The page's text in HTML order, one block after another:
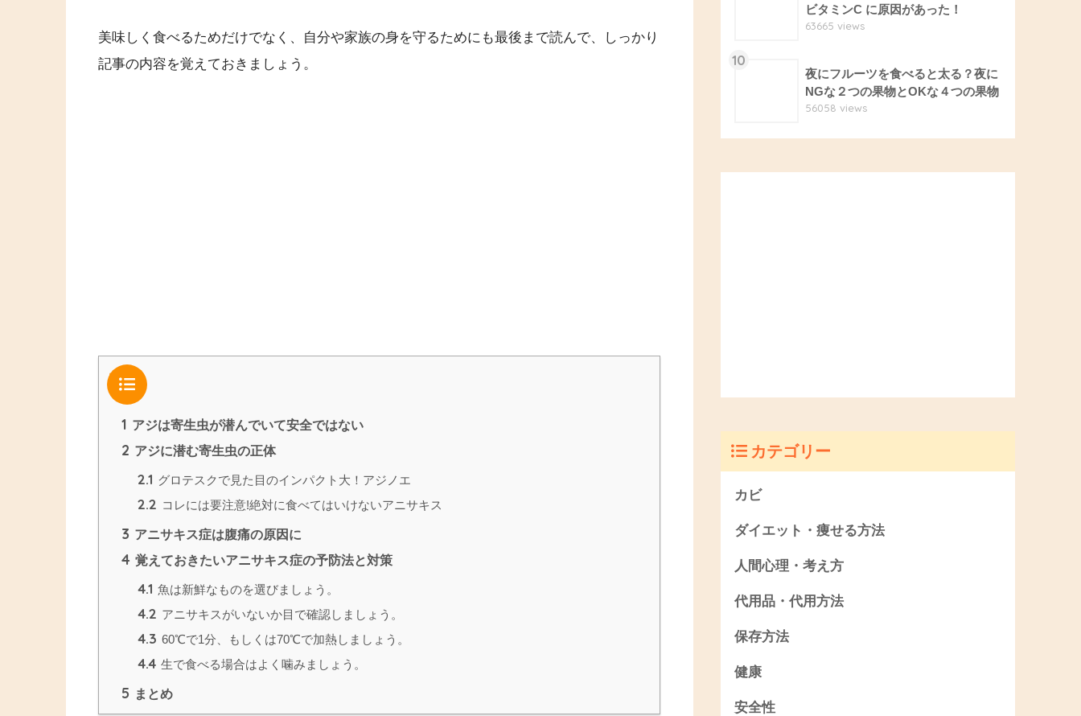
美味しく食べるためだけでなく、自分や家族の身を守るためにも最後まで読んで、しっかり
記事の内容を覚えておきましょう。
目次
1 アジは寄生虫が潜んでいて安全ではない
2 アジに潜む寄生虫の正体
2.1 グロテスクで見た目のインパクト大！アジノエ
2.2 コレには要注意!絶対に食べてはいけないアニサキス
3 アニサキス症は腹痛の原因に
4 覚えておきたいアニサキス症の予防法と対策
4.1 魚は新鮮なものを選びましょう。
4.2 アニサキスがいないか目で確認しましょう。
4.3 60℃で1分、もしくは70℃で加熱しましょう。
4.4 生で食べる場合はよく噛みましょう。
5 まとめ
ビタミンC に原因があった！
63665 views
10
夜にフルーツを食べると太る？夜に
NGな２つの果物とOKな４つの果物
56058 views
カテゴリー
カビ
ダイエット・痩せる方法
人間心理・考え方
代用品・代用方法
保存方法
健康
安全性